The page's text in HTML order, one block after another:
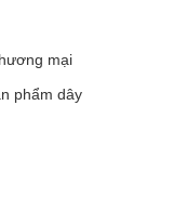
mại
phẩm dây